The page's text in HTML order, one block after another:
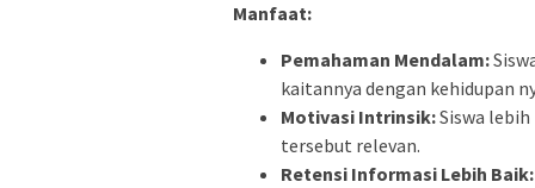
Manfaat:
Pemahaman Mendalam:
kaitannya dengan kehidupan
Motivasi Intrinsik:Siswa
tersebut relevan.
Retensi Informasi Lebih